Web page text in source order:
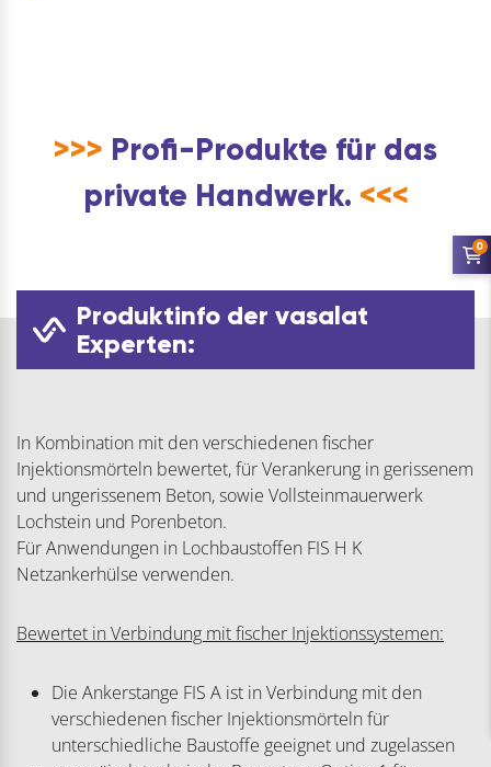
>>> Profi-Produkte für das
private Handwerk. <<<
Produktinfo der vasalat
Experten:
In Kombination mit den verschiedenen fischer
Injektionsmörteln bewertet, für Verankerung in gerissenem
und ungerissenem Beton, sowie Vollsteinmauerwerk
Lochstein und Porenbeton.
Für Anwendungen in Lochbaustoffen FIS H K
Netzankerhülse verwenden.
Bewertet in Verbindung mit fischer Injektionssystemen:
Die Ankerstange FIS A ist in Verbindung mit den
verschiedenen fischer Injektionsmörteln für
unterschiedliche Baustoffe geeignet und zugelassen
0